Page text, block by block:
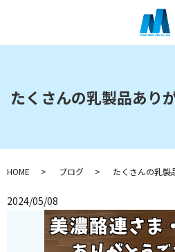
たくさんの乳製品あり
HOME ブログ たくさんの乳製
2024/05/08